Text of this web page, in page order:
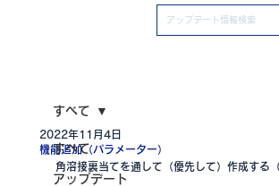
すべて
アップデート
すべて
機能追加（パラメーター）
2022年11月4日
角溶接裏当てを通して（優先して）作成する